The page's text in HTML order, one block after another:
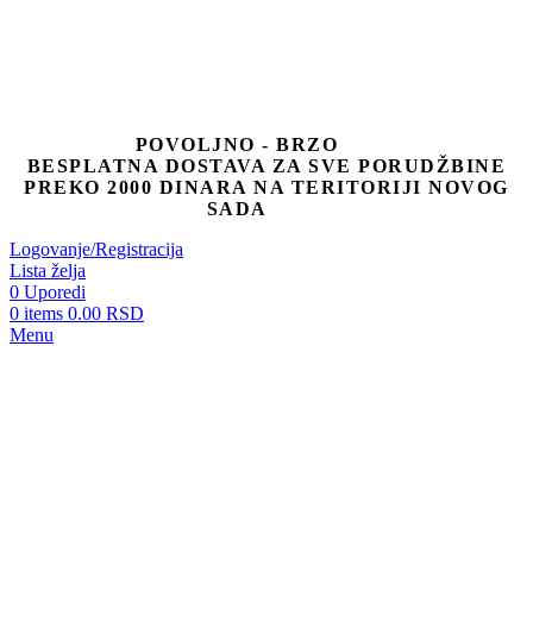
POVOLJNO - BRZO
BESPLATNA DOSTAVA ZA SVE PORUDŽBINE
PREKO 2000 DINARA NA TERITORIJI NOVOG
SADA
Logovanje/Registracija
Lista želja
0 Uporedi
0 items 0.00 RSD
Menu